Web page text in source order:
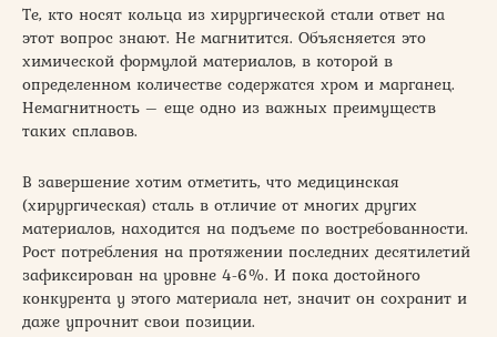
Те, кто носят кольца из хирургической стали ответ на
этот вопрос знают. Не магнитится. Объясняется это
химической формулой материалов, в которой в
определенном количестве содержатся хром и марганец.
Немагнитность – еще одно из важных преимуществ
таких сплавов.
В завершение хотим отметить, что медицинская
(хирургическая) сталь в отличие от многих других
материалов, находится на подъеме по востребованности.
Рост потребления на протяжении последних десятилетий
зафиксирован на уровне 4-6%. И пока достойного
конкурента у этого материала нет, значит он сохранит и
даже упрочнит свои позиции.